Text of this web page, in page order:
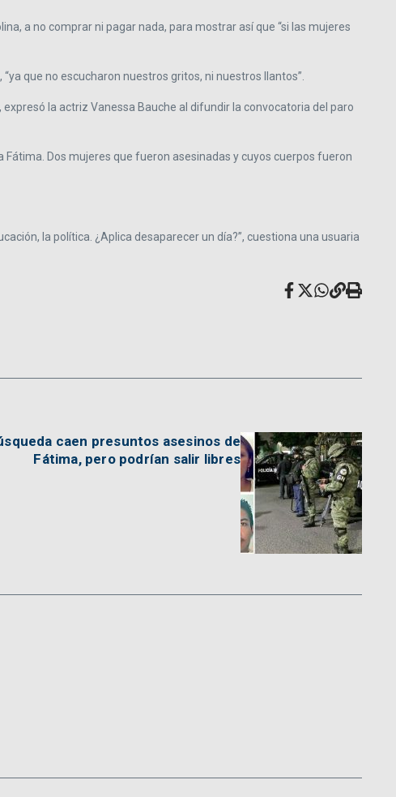
a no comprar ni pagar nada, para mostrar así que “si las mujeres
que no escucharon nuestros gritos, ni nuestros llantos”.
la actriz Vanessa Bauche al difundir la convocatoria del paro
Dos mujeres que fueron asesinadas y cuyos cuerpos fueron
la política. ¿Aplica desaparecer un día?”, cuestiona una usuaria
caen presuntos asesinos de
Fátima, pero podrían salir libres